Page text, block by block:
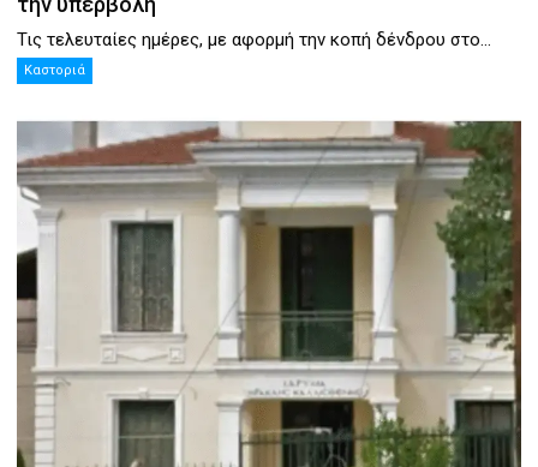
Τις τελευταίες ημέρες, με αφορμή την κοπή δένδρου στο...
Καστοριά